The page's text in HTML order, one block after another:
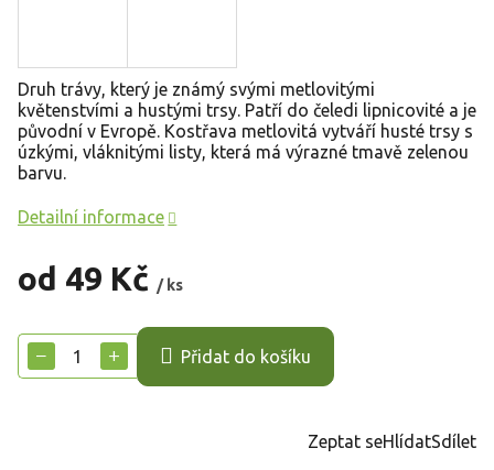
od 49 Kč / ks
cena:
+
− Přidat do košíku
Druh trávy, který je známý svými metlovitými
květenstvími a hustými trsy. Patří do čeledi lipnicovité a je
původní v Evropě. Kostřava metlovitá vytváří husté trsy s
úzkými, vláknitými listy, která má výrazné tmavě zelenou
barvu.
Detailní informace
Zeptat seHlídatSdílet